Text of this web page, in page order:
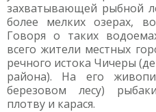
захватывающей рыбной
более мелких озерах,
Говоря о таких
всего жители местных
речного истока Чичеры
района). На его
березовом лесу)
плотву и карася.